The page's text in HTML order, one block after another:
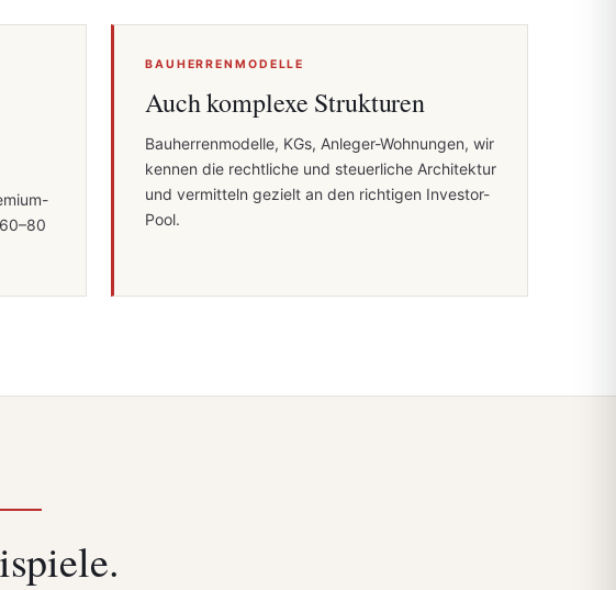
BAUHERRENMODELLE
Auch komplexe Strukturen
Bauherrenmodelle, KGs, Anleger-Wohnungen, wir
kennen die rechtliche und steuerliche Architektur
und vermitteln gezielt an den richtigen Investor-
Pool.